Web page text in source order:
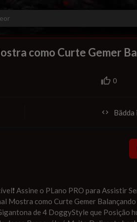
00:00
como Curte Gemer
0
Bädda
Assine o PLano PRO para Assistir
Mostra como Curte Gemer Balançando
de 4 DoggyStyle que Posição